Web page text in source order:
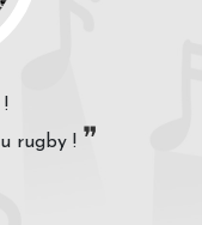
rugby ! ❞